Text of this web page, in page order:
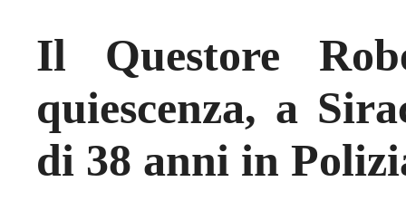
Il Questore
quiescenza, a
di 38 anni in